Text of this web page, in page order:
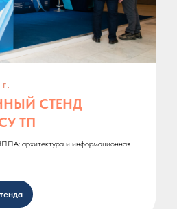
СТЕНД
ТП
архитектура и информационная